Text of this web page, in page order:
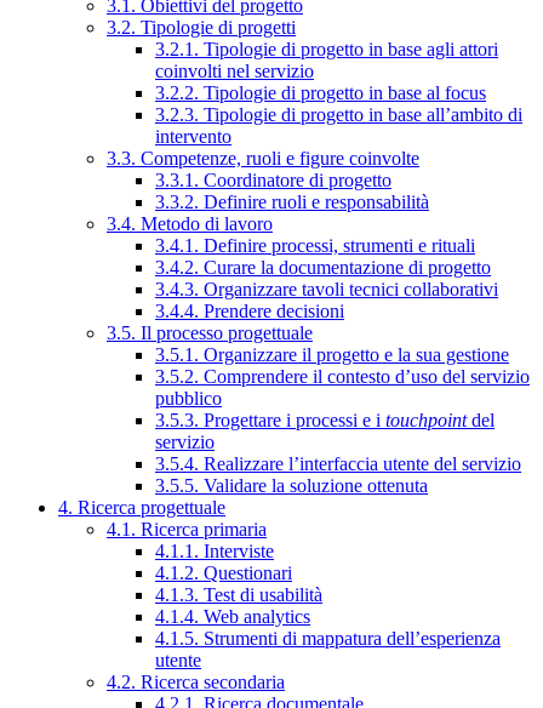
3.1. Obiettivi del progetto
3.2. Tipologie di progetti
3.2.1. Tipologie di progetto in base agli attori
coinvolti nel servizio
3.2.2. Tipologie di progetto in base al focus
3.2.3. Tipologie di progetto in base all’ambito di
intervento
3.3. Competenze, ruoli e figure coinvolte
3.3.1. Coordinatore di progetto
3.3.2. Definire ruoli e responsabilità
3.4. Metodo di lavoro
3.4.1. Definire processi, strumenti e rituali
3.4.2. Curare la documentazione di progetto
3.4.3. Organizzare tavoli tecnici collaborativi
3.4.4. Prendere decisioni
3.5. Il processo progettuale
3.5.1. Organizzare il progetto e la sua gestione
3.5.2. Comprendere il contesto d’uso del servizio
pubblico
3.5.3. Progettare i processi e i touchpointdel
servizio
3.5.4. Realizzare l’interfaccia utente del servizio
3.5.5. Validare la soluzione ottenuta
4. Ricerca progettuale
4.1. Ricerca primaria
4.1.1. Interviste
4.1.2. Questionari
4.1.3. Test di usabilità
4.1.4. Web analytics
4.1.5. Strumenti di mappatura dell’esperienza
utente
4.2. Ricerca secondaria
4.2.1. Ricerca documentale